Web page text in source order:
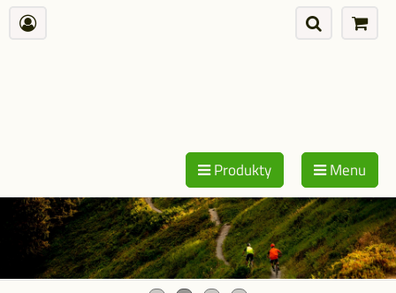
Produkty Menu